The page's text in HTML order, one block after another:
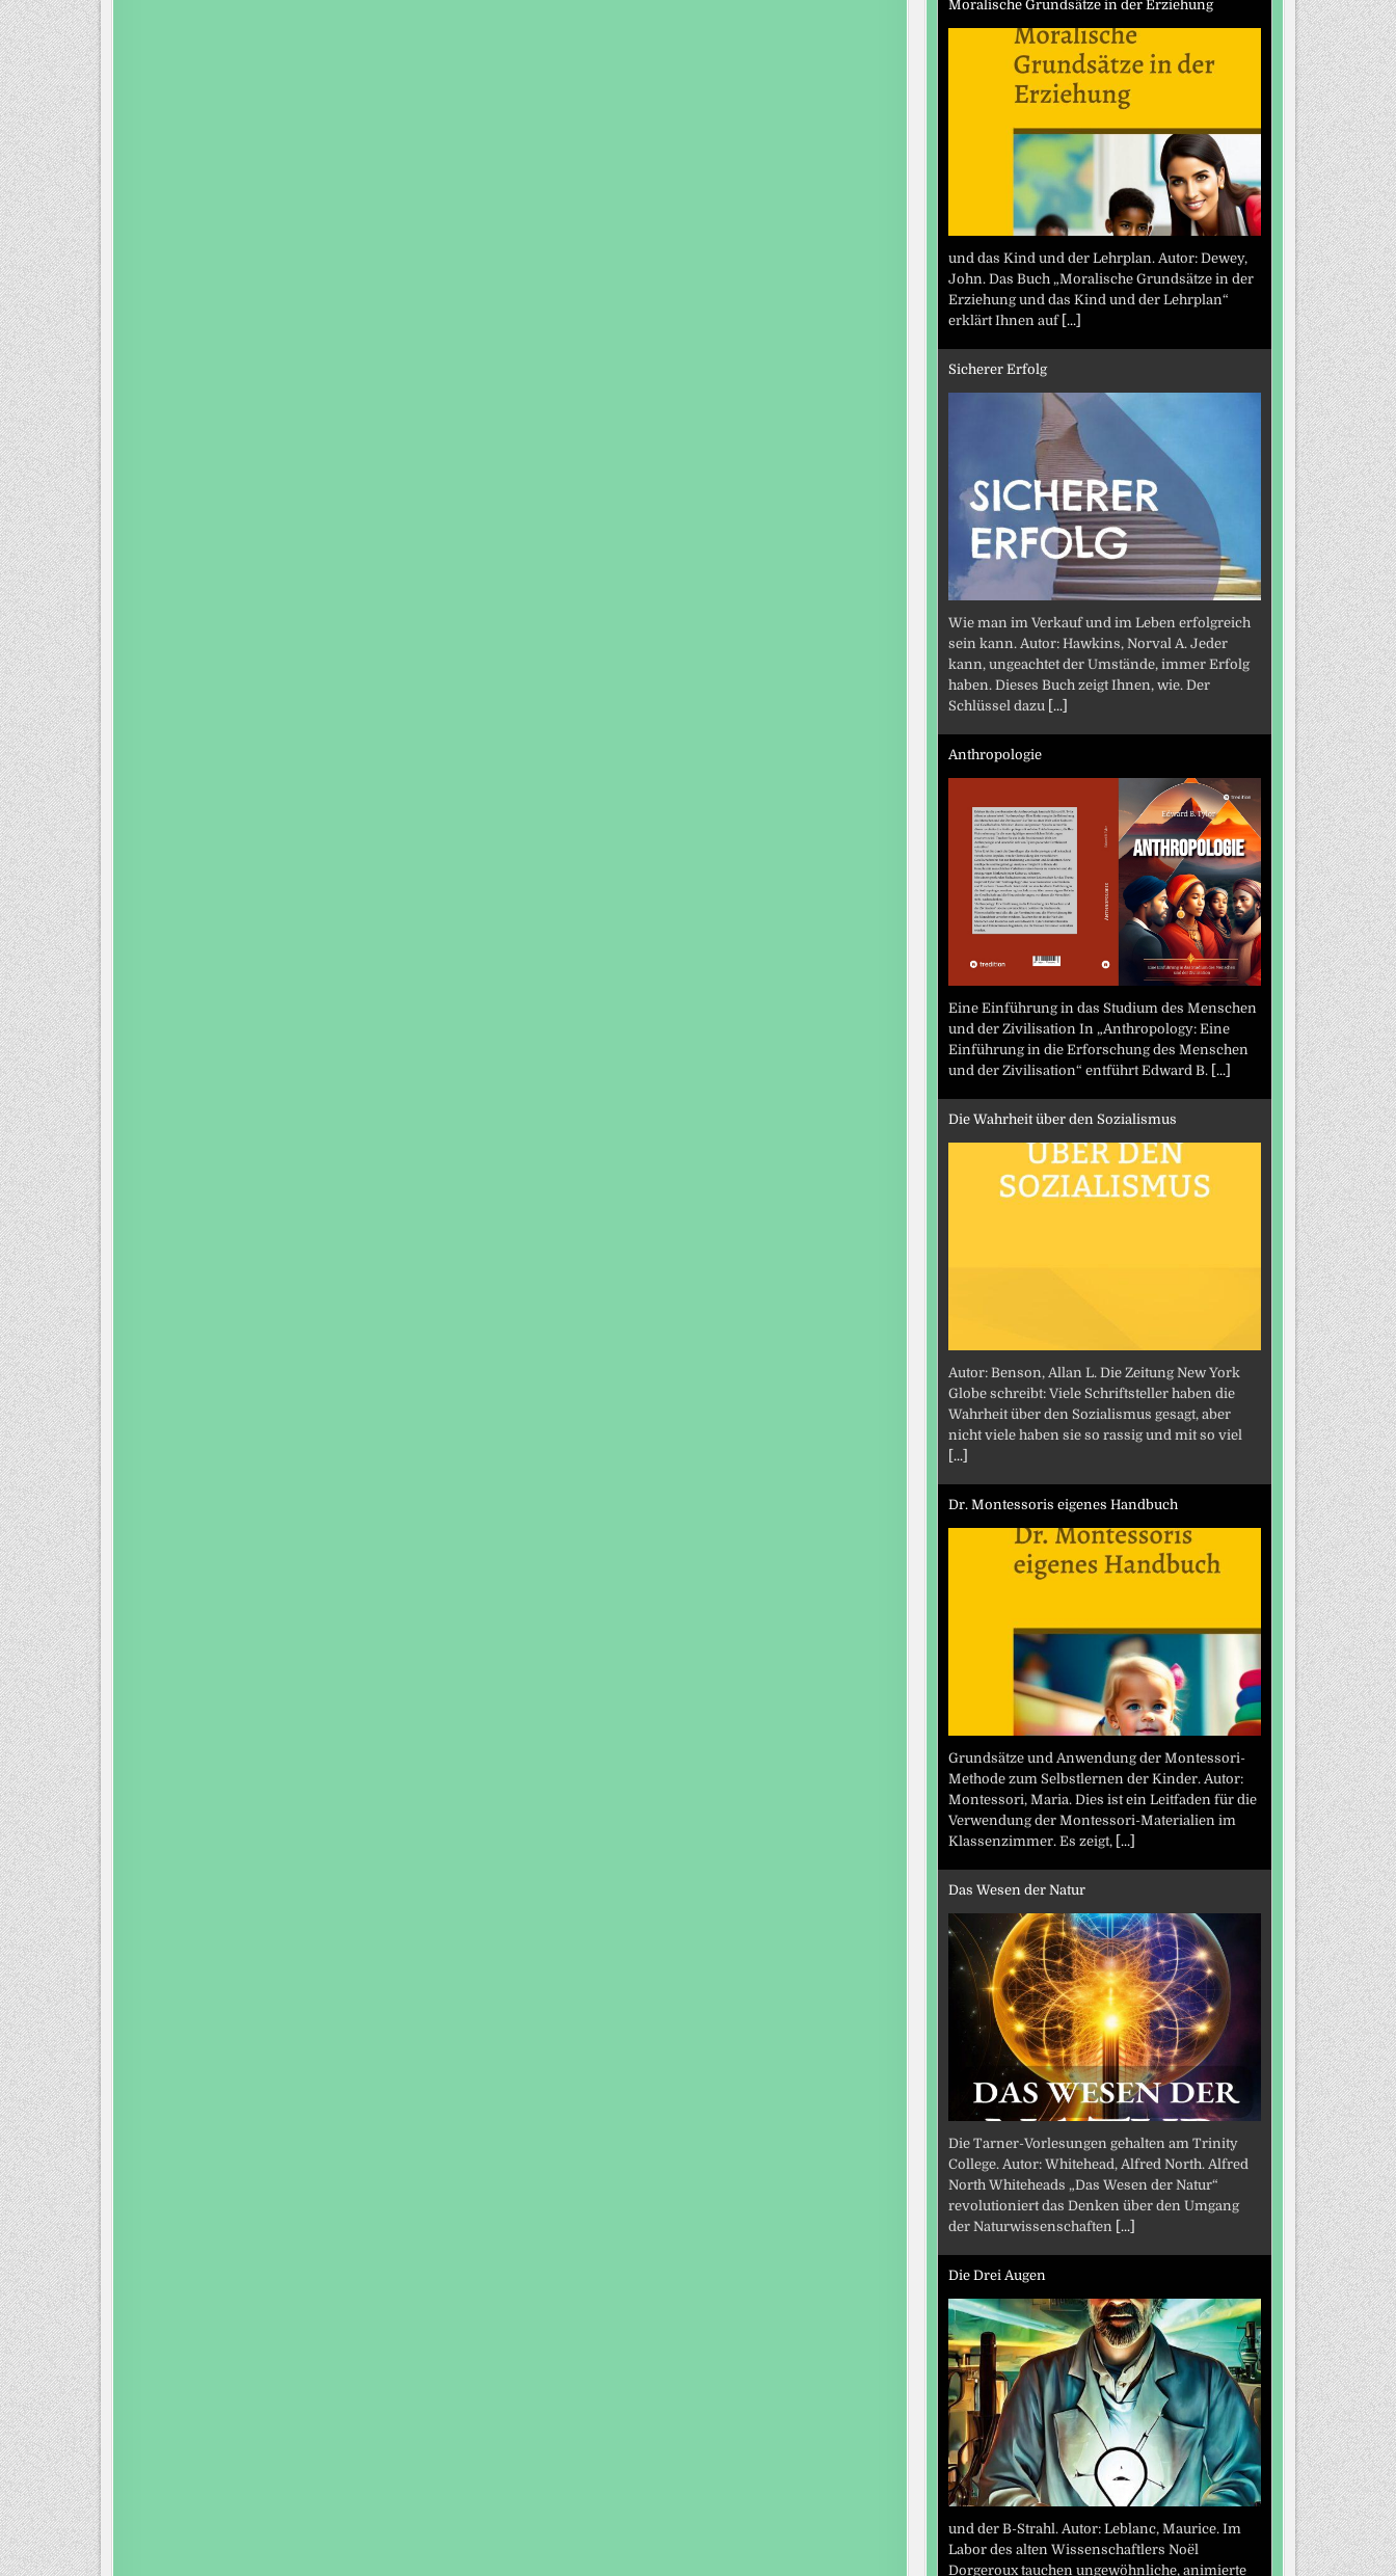
Moralische Grundsätze in der Erziehung
und das Kind und der Lehrplan. Autor: Dewey,
John. Das Buch „Moralische Grundsätze in der
Erziehung und das Kind und der Lehrplan“
erklärt Ihnen auf [...]
Sicherer Erfolg
Wie man im Verkauf und im Leben erfolgreich
sein kann. Autor: Hawkins, Norval A. Jeder
kann, ungeachtet der Umstände, immer Erfolg
haben. Dieses Buch zeigt Ihnen, wie. Der
Schlüssel dazu [...]
Anthropologie
Eine Einführung in das Studium des Menschen
und der Zivilisation In „Anthropology: Eine
Einführung in die Erforschung des Menschen
und der Zivilisation“ entführt Edward B. [...]
Die Wahrheit über den Sozialismus
Autor: Benson, Allan L. Die Zeitung New York
Globe schreibt: Viele Schriftsteller haben die
Wahrheit über den Sozialismus gesagt, aber
nicht viele haben sie so rassig und mit so viel
[...]
Dr. Montessoris eigenes Handbuch
Grundsätze und Anwendung der Montessori-
Methode zum Selbstlernen der Kinder. Autor:
Montessori, Maria. Dies ist ein Leitfaden für die
Verwendung der Montessori-Materialien im
Klassenzimmer. Es zeigt, [...]
Das Wesen der Natur
Die Tarner-Vorlesungen gehalten am Trinity
College. Autor: Whitehead, Alfred North. Alfred
North Whiteheads „Das Wesen der Natur“
revolutioniert das Denken über den Umgang
der Naturwissenschaften [...]
Die Drei Augen
und der B-Strahl. Autor: Leblanc, Maurice. Im
Labor des alten Wissenschaftlers Noël
Dorgeroux tauchen ungewöhnliche, animierte